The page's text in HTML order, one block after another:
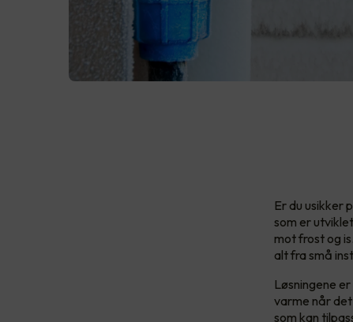
Er du usikker
som er
mot frost og
alt fra små
Løsningene
varme når
som kan